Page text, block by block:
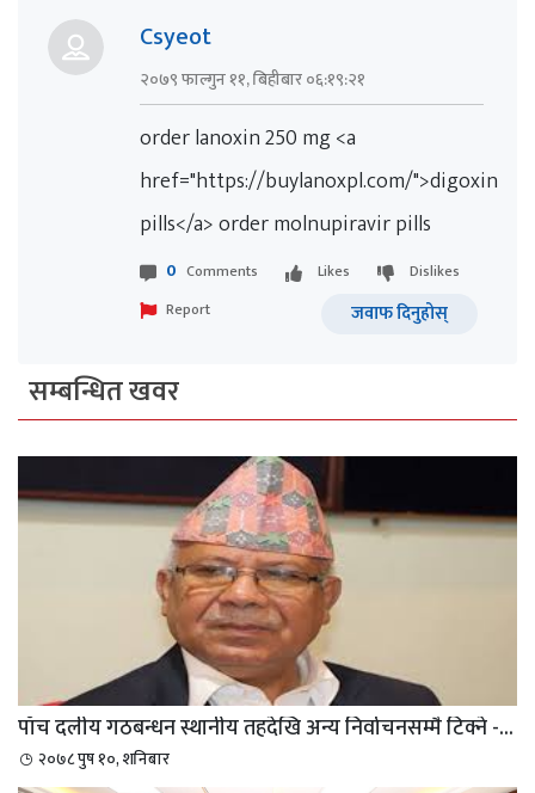
Csyeot
२०७९ फाल्गुन ११, बिहीबार ०६:१९:२१
order lanoxin 250 mg <a
href="https://buylanoxpl.com/">digoxin
pills</a> order molnupiravir pills
0 Comments Likes
Dislikes
Report
जवाफ दिनुहोस्
सम्बन्धित खवर
पाँच दलीय गठबन्धन स्थानीय तहदेखि अन्य निर्वाचनसम्मै टिक्ने -...
२०७८ पुष १०, शनिबार